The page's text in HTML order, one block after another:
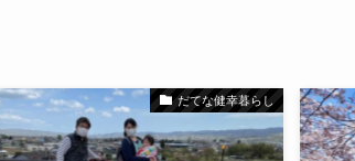
だてな健幸暮らし